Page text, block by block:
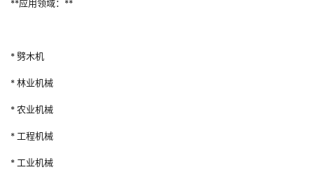
**应用领域：**
* 劈木机
* 林业机械
* 农业机械
* 工程机械
* 工业机械